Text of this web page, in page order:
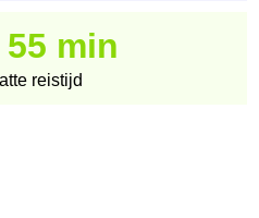
min
reistijd